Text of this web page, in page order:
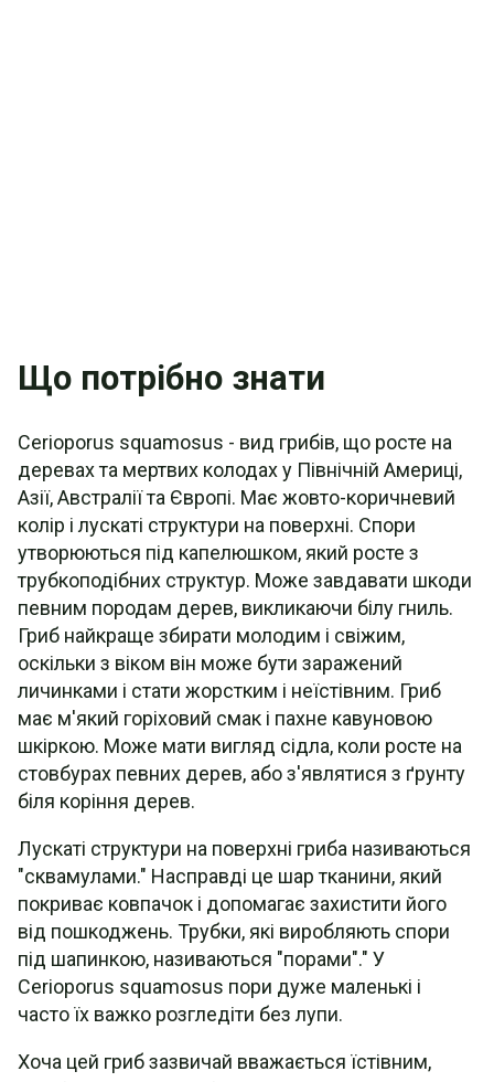
Що потрібно знати
Cerioporus squamosus - вид грибів, що росте на
деревах та мертвих колодах у Північній Америці,
Азії, Австралії та Європі. Має жовто-коричневий
колір і лускаті структури на поверхні. Спори
утворюються під капелюшком, який росте з
трубкоподібних структур. Може завдавати шкоди
певним породам дерев, викликаючи білу гниль.
Гриб найкраще збирати молодим і свіжим,
оскільки з віком він може бути заражений
личинками і стати жорстким і неїстівним. Гриб
має м'який горіховий смак і пахне кавуновою
шкіркою. Може мати вигляд сідла, коли росте на
стовбурах певних дерев, або з'являтися з ґрунту
біля коріння дерев.
Лускаті структури на поверхні гриба називаються
"сквамулами." Насправді це шар тканини, який
покриває ковпачок і допомагає захистити його
від пошкоджень. Трубки, які виробляють спори
під шапинкою, називаються "порами"." У
Cerioporus squamosus пори дуже маленькі і
часто їх важко розгледіти без лупи.
Хоча цей гриб зазвичай вважається їстівним,